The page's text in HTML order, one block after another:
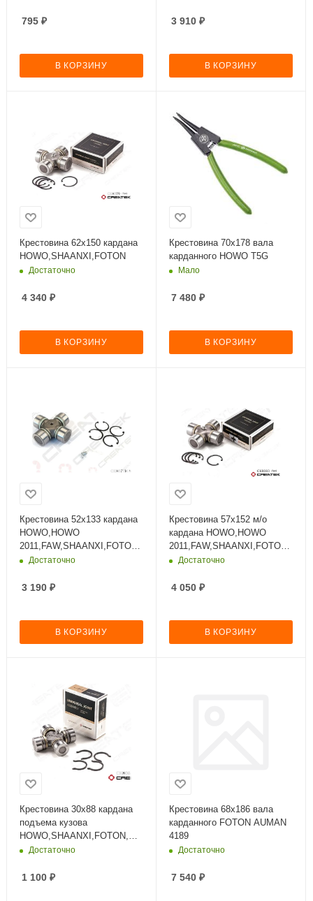
795 ₽
В КОРЗИНУ
3 910 ₽
В КОРЗИНУ
Крестовина 62х150 кардана
HOWO,SHAANXI,FOTON
Достаточно
4 340 ₽
В КОРЗИНУ
Крестовина 70х178 вала
карданного HOWO T5G
Мало
7 480 ₽
В КОРЗИНУ
Крестовина 52х133 кардана
HOWO,HOWO
2011,FAW,SHAANXI,FOTON,
CAMC
Достаточно
3 190 ₽
В КОРЗИНУ
Крестовина 57х152 м/о
кардана HOWO,HOWO
2011,FAW,SHAANXI,FOTON,
CAMC
Достаточно
4 050 ₽
В КОРЗИНУ
Крестовина 30х88 кардана
подъема кузова
HOWO,SHAANXI,FOTON,DO
NG FENG
Достаточно
1 100 ₽
Крестовина 68x186 вала
карданного FOTON AUMAN
4189
Достаточно
7 540 ₽